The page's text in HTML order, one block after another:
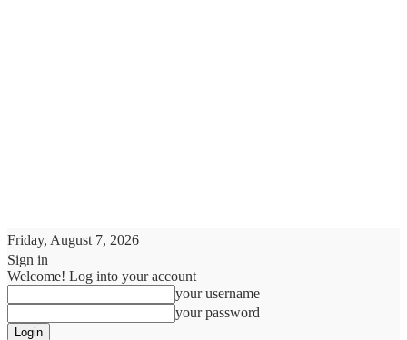
Friday, August 7, 2026
Sign in
Welcome! Log into your account
your username
your password